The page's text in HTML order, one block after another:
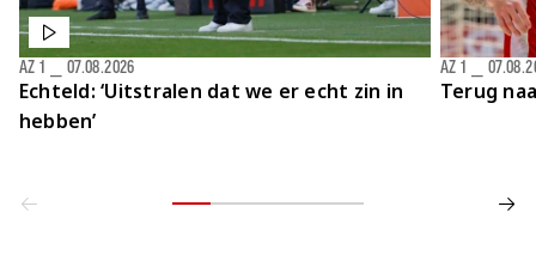
Echteld: ‘Uitstralen dat we er echt zin in
hebben’
AZ 1 07.08.2026
Terug
AZ 1